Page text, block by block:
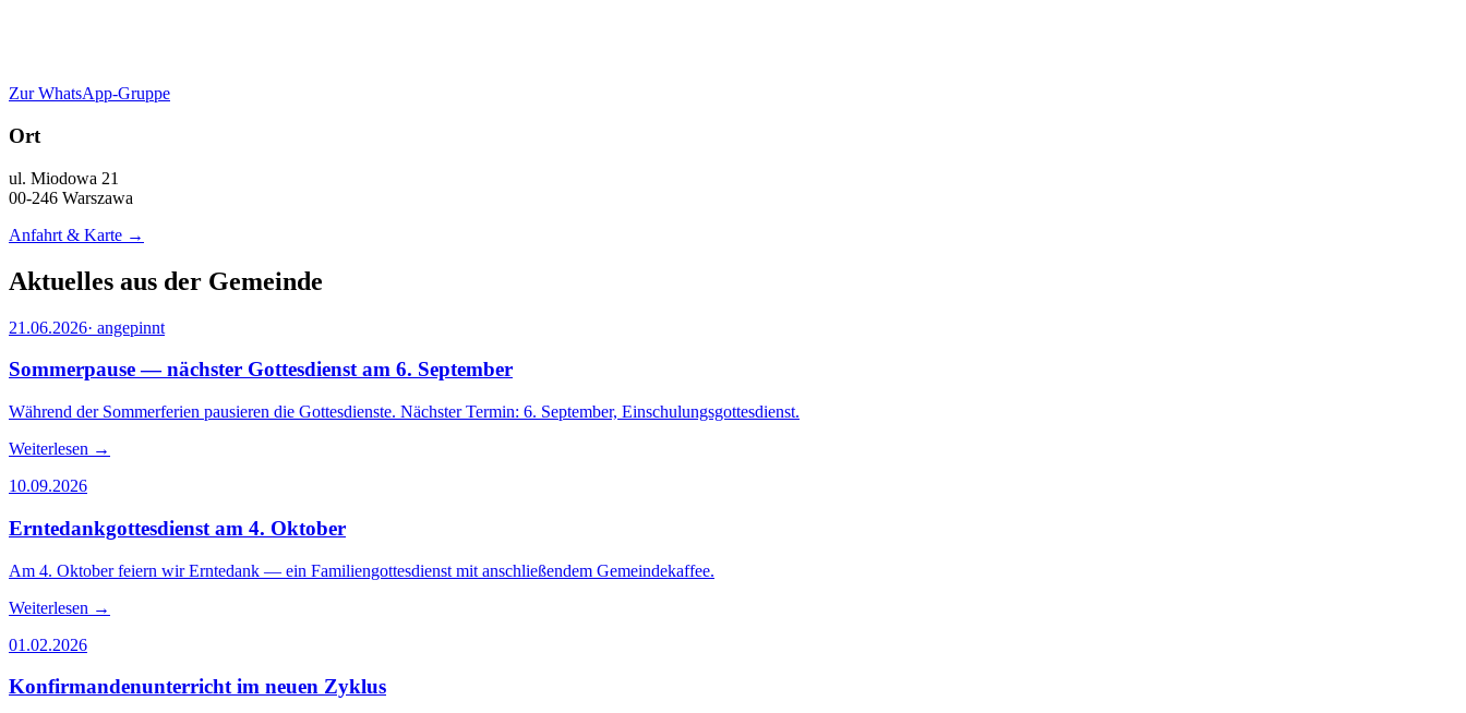
Zur WhatsApp-Gruppe
Ort
ul. Miodowa 21
00-246 Warszawa
Anfahrt & Karte →
Aktuelles aus der Gemeinde
21.06.2026· angepinnt
Sommerpause — nächster Gottesdienst am 6. September
Während der Sommerferien pausieren die Gottesdienste. Nächster Termin: 6. September, Einschulungsgottesdienst.
Weiterlesen →
10.09.2026
Erntedankgottesdienst am 4. Oktober
Am 4. Oktober feiern wir Erntedank — ein Familiengottesdienst mit anschließendem Gemeindekaffee.
Weiterlesen →
01.02.2026
Konfirmandenunterricht im neuen Zyklus